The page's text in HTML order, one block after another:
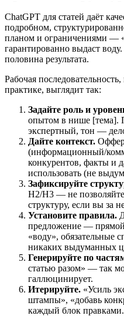
ChatGPT для статей даёт
подробном,
планом и ограничениями —
гарантированно выдаст
половина результата.
Рабочая
практике, выглядит так:
Задайте роль и
опытом в нише [тема].
экспертный, тон —
Дайте контекст.
(информационный/
конкурентов, факты и
использовать (не
Зафиксируйте
H2/H3 — не
структуру, если вы за
Установите правила.
предложение — прямой
«воду», обязательные
никаких выдуманных
Генерируйте по
статью разом» — так
галлюцинирует.
Итерируйте. «Усиль
штампы», «добавь
каждый блок правками.